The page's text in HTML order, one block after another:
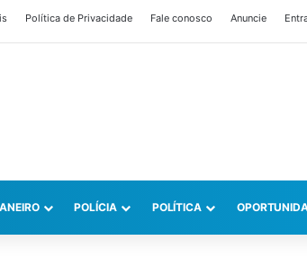
Política de Privacidade Fale conosco Anuncie
POLÍCIA POLÍTICA